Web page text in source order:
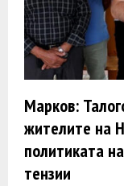
Марков:
жителите на
политиката
тензии